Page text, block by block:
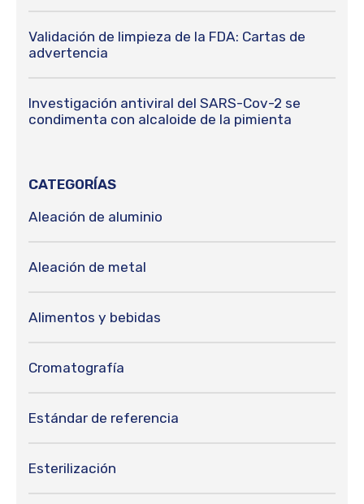
Validación de limpieza de la FDA: Cartas de
advertencia
Investigación antiviral del SARS-Cov-2 se
condimenta con alcaloide de la pimienta
CATEGORÍAS
Aleación de aluminio
Aleación de metal
Alimentos y bebidas
Cromatografía
Estándar de referencia
Esterilización